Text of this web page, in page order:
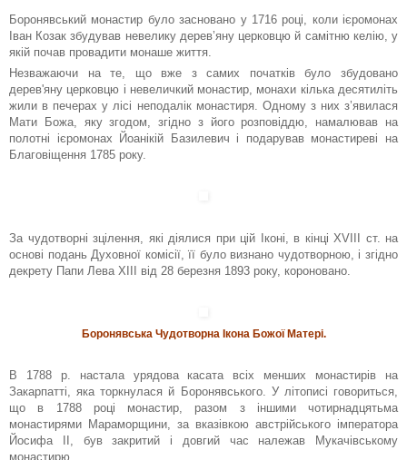
Боронявський монастир було засновано у 1716 році, коли ієромонах
Іван Козак збудував невелику дерев’яну церковцю й самітню келію, у
якій почав провадити монаше життя.
Незважаючи на те, що вже з самих початків було збудовано
дерев'яну церковцю і невеличкий монастир, монахи кілька десятиліть
жили в печерах у лісі неподалік монастиря. Одному з них з’явилася
Мати Божа, яку згодом, згідно з його розповіддю, намалював на
полотні ієромонах Йоанікій Базилевич і подарував монастиреві на
Благовіщення 1785 року.
За чудотворні зцілення, які діялися при цій Іконі, в кінці ХVІІІ ст. на
основі подань Духовної комісії, її було визнано чудотворною, і згідно
декрету Папи Лева ХІІІ від 28 березня 1893 року, короновано.
Боронявська Чудотворна Ікона Божої Матері.
В 1788 р. настала урядова касата всіх менших монастирів на
Закарпатті, яка торкнулася й Боронявського. У літописі говориться,
що в 1788 році монастир, разом з іншими чотирнадцятьма
монастирями Мараморщини, за вказівкою австрійського імператора
Йосифа ІІ, був закритий і довгий час належав Мукачівському
монастирю.